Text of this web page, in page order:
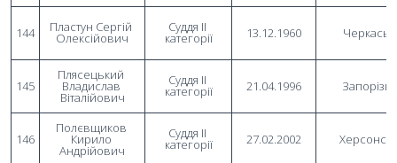
144 Пластун Сергій
Олексійович
Суддя II
категорії 13.12.1960
145
Плясецький
Владислав
Віталійович
Суддя II
категорії 21.04.1996
146
Полєвщиков
Кирило
Андрійович
Суддя II
категорії 27.02.2002